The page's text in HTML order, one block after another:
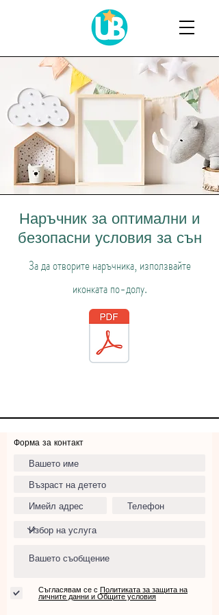
Наръчник за оптимални и
безопасни условия за сън
За да отворите наръчника, използвайте
иконката по-долу.
Форма за контакт
Съгласявам се с Политиката за защита на
личните данни и Общите условия